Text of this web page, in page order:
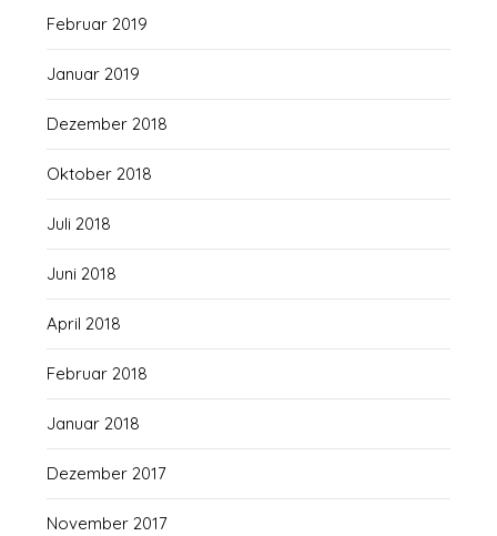
Februar 2019
Januar 2019
Dezember 2018
Oktober 2018
Juli 2018
Juni 2018
April 2018
Februar 2018
Januar 2018
Dezember 2017
November 2017